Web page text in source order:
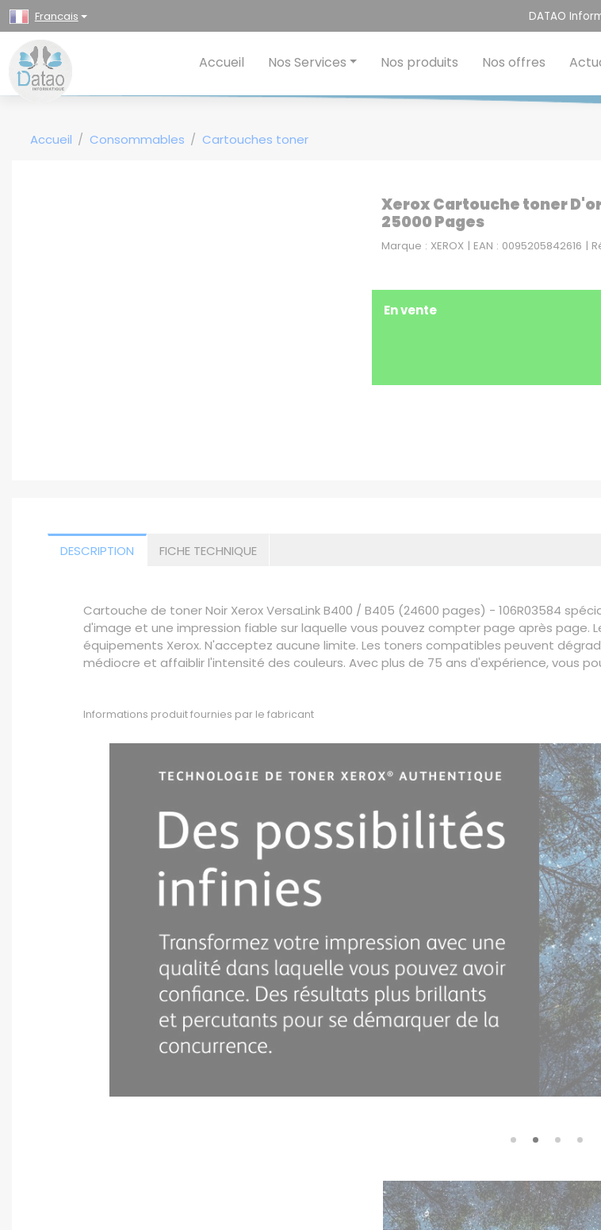
Francais DATAO
Accueil Nos Services Nos produits Nos offres
Accueil Consommables Cartouches toner
Xerox Cartouche toner
25000 Pages
Marque : XEROX | EAN : 0095205842616 |
En vente
DESCRIPTION FICHE TECHNIQUE
Cartouche de toner Noir Xerox VersaLink B400 / B405 (24600 pages) - 106R03584
d'image et une impression fiable sur laquelle vous pouvez compter page après page.
équipements Xerox. N'acceptez aucune limite. Les toners compatibles peuvent
médiocre et affaiblir l'intensité des couleurs. Avec plus de 75 ans d'expérience, vous
Informations produit fournies par le fabricant
Panneau de gestion des cookies